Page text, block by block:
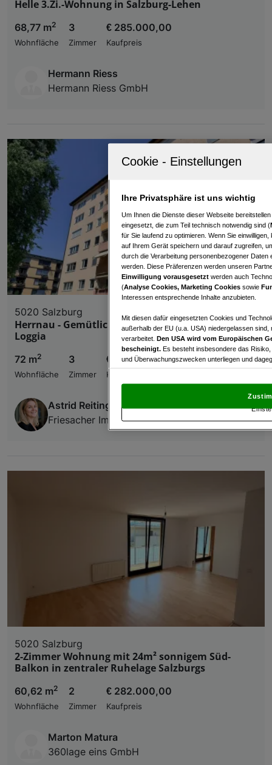
Helle 3.Zi.-Wohnung in Salzburg-Lehen
68,77 m2
Wohnfläche
3
Zimmer
€ 285.000,00
Kaufpreis
Hermann Riess
Hermann Riess GmbH
5020 Salzburg
Herrnau - Gemütliche 3 Zimmer Wohnung mit
Loggia
72 m2
Wohnfläche
3
Zimmer
€ 395.000,00
Kaufpreis
Astrid Reitinger
Friesacher Immobilien
5020 Salzburg
2-Zimmer Wohnung mit 24m² sonnigem Süd-
Balkon in zentraler Ruhelage Salzburgs
60,62 m2
Wohnfläche
2
Zimmer
€ 282.000,00
Kaufpreis
Marton Matura
360lage eins GmbH
Ihre Privatsphäre ist uns wichtig
Um Ihnen die Dienste dieser Webseite
eingesetzt, die zum Teil technisch notwendig sind (
für Sie laufend zu optimieren. Wenn Sie
auf Ihrem Gerät speichern und darauf zugreifen,
durch die Verarbeitung personenbezogener
werden. Diese Präferenzen werden unseren
Einwilligung vorausgesetzt werden auch
(Analyse Cookies, Marketing Cookies sowie
Interessen entsprechende Inhalte anzubieten.
Mit diesen dafür eingesetzten Cookies und
außerhalb der EU (u.a. USA) niedergelassen
verarbeitet. Den USA wird vom Europäischen
bescheinigt. Es besteht insbesondere das
und Überwachungszwecken unterliegen und
und Widerspruch gegen die Verarbeitung auf der
„Cookie Einstellungen“, die sich auf jeder Seite
Zugriff auf Informationen auf einem Endgerät.